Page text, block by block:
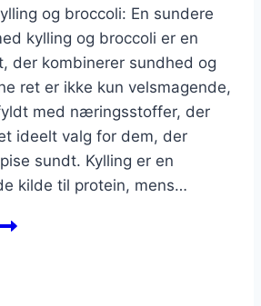
og broccoli: En sundere
kylling og broccoli er en
der kombinerer sundhed og
ret er ikke kun velsmagende,
med næringsstoffer, der
ideelt valg for dem, der
sundt. Kylling er en
kilde til protein, mens…